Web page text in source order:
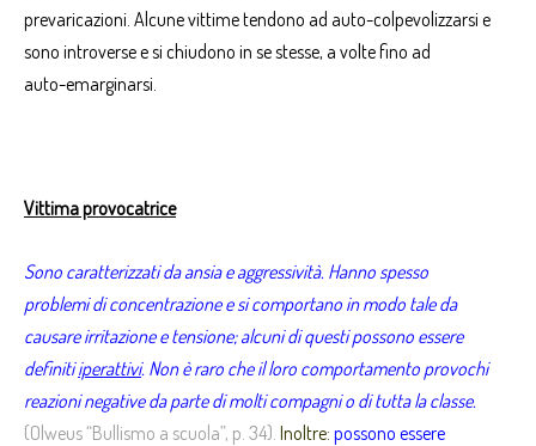
prevaricazioni. Alcune vittime tendono ad auto-colpevolizzarsi e
sono introverse e si chiudono in se stesse, a volte fino ad
auto-emarginarsi
Vittima provocatrice
Sono caratterizzati da ansia e aggressività. Hanno spesso
problemi di concentrazione e si comportano in modo tale da
causare irritazione e tensione; alcuni di questi possono essere
definitiiperattivi. Non è raro che il loro comportamento provochi
reazioni negative da parte di molti compagni o di tutta la classe.
(Olweus “Bullismo a scuola”, p. 34). Inoltre: possono essere